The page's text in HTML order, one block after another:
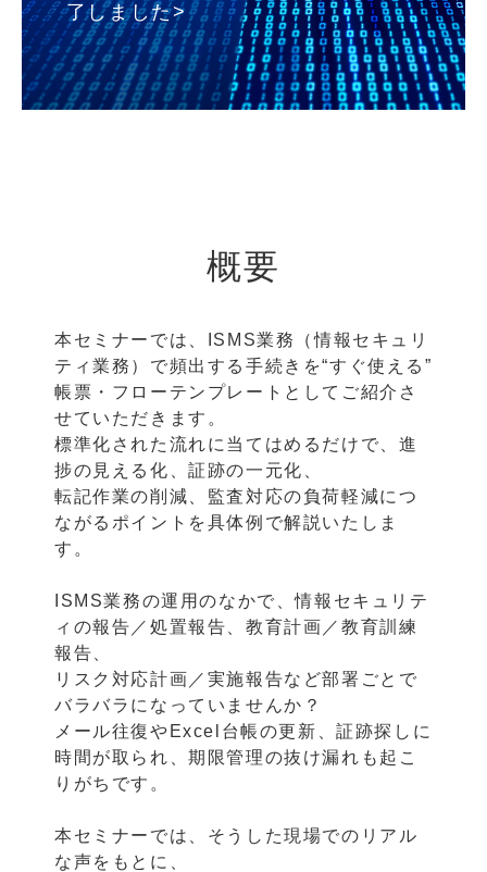
了しました>
概要
本セミナーでは、ISMS業務（情報セキュリ
ティ業務）で頻出する手続きを“すぐ使える”
帳票・フローテンプレートとしてご紹介さ
せていただきます。
標準化された流れに当てはめるだけで、進
捗の見える化、証跡の一元化、
転記作業の削減、監査対応の負荷軽減につ
ながるポイントを具体例で解説いたしま
す。
ISMS業務の運用のなかで、情報セキュリテ
ィの報告／処置報告、教育計画／教育訓練
報告、
リスク対応計画／実施報告など部署ごとで
バラバラになっていませんか？
メール往復やExcel台帳の更新、証跡探しに
時間が取られ、期限管理の抜け漏れも起こ
りがちです。
本セミナーでは、そうした現場でのリアル
な声をもとに、